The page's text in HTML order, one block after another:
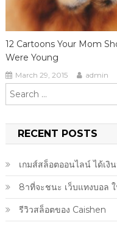
12 Cartoons Your Mom
Were Young
March 29, 2015 admin
RECENT POSTS
เกมส์สล็อตออนไลน์ ได้เงิ
8าที่จะชนะ เว็บแทงบอล
รีวิวสล็อตของ Caishen